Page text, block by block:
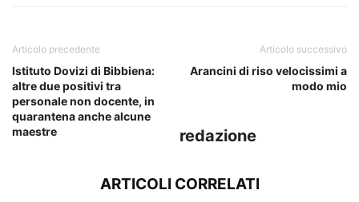
Articolo precedente
Istituto Dovizi di Bibbiena:
altre due positivi tra
personale non docente, in
quarantena anche alcune
maestre
Articolo successivo
Arancini di riso velocissimi a
modo mio
redazione
ARTICOLI CORRELATI